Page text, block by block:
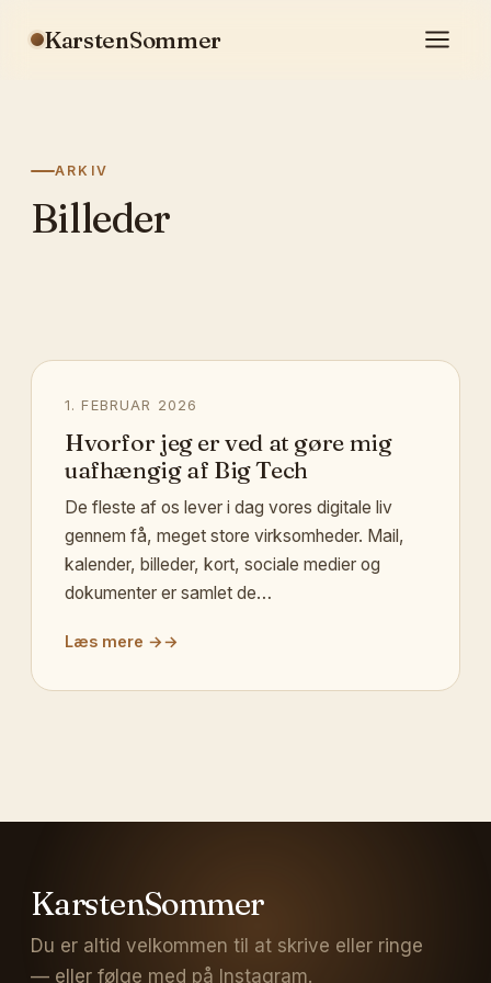
KarstenSommer
ARKIV
Billeder
1. FEBRUAR 2026
Hvorfor jeg er ved at gøre mig
uafhængig af Big Tech
De fleste af os lever i dag vores digitale liv
gennem få, meget store virksomheder. Mail,
kalender, billeder, kort, sociale medier og
dokumenter er samlet de…
Læs mere →
KarstenSommer
Du er altid velkommen til at skrive eller ringe
— eller følge med på Instagram.